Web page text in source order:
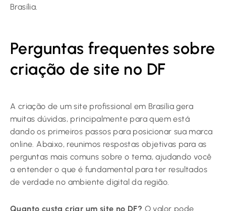
Brasília.
Perguntas frequentes sobre
criação de site no DF
A criação de um site profissional em Brasília gera
muitas dúvidas, principalmente para quem está
dando os primeiros passos para posicionar sua marca
online. Abaixo, reunimos respostas objetivas para as
perguntas mais comuns sobre o tema, ajudando você
a entender o que é fundamental para ter resultados
de verdade no ambiente digital da região.
Quanto custa criar um site no DF? O valor pode